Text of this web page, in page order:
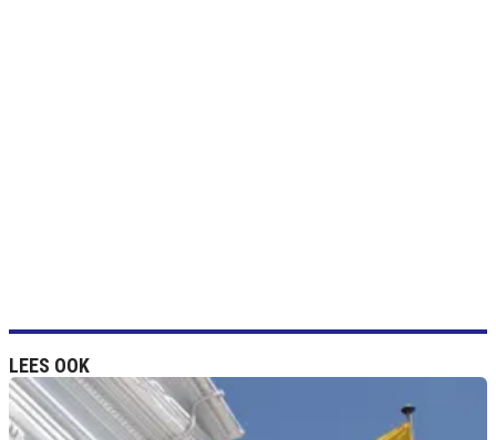
LEES OOK